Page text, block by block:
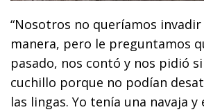
“Nosotros no queríamos
manera, pero le preguntamos
pasado, nos contó y nos pidió
cuchillo porque no podían
las lingas. Yo tenía una navaja y